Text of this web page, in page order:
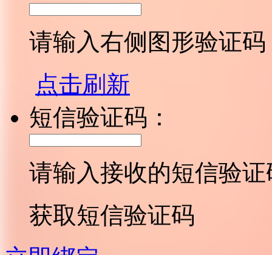
请输入右侧图形验证码
点击刷新
短信验证码：
请输入接收的短信验证
获取短信验证码